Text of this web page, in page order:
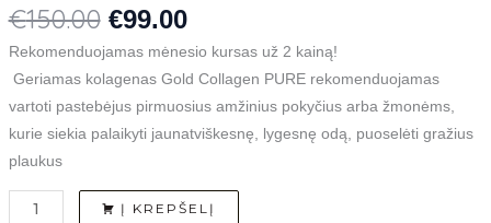
€150.00 €99.00
Rekomenduojamas mėnesio kursas už 2 kainą!
Geriamas kolagenas Gold Collagen PURE rekomenduojamas
vartoti pastebėjus pirmuosius amžinius pokyčius arba žmonėms,
kurie siekia palaikyti jaunatviškesnę, lygesnę odą, puoselėti gražius
plaukus
Į KREPŠELĮ